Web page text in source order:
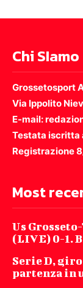
Chi SIamo
Grossetosport
Via Ippolito
E-mail:
Testata iscritta
Registrazione
Most
Us
(LIVE) 0-1.
Serie D,
partenza in